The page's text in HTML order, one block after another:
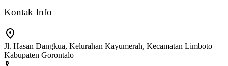
Kontak Info
Jl. Hasan Dangkua, Kelurahan Kayumerah, Kecamatan Limboto
Kabupaten Gorontalo